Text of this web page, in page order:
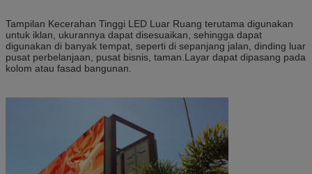
Tampilan Kecerahan Tinggi LED Luar Ruang terutama digunakan
untuk iklan, ukurannya dapat disesuaikan, sehingga dapat
digunakan di banyak tempat, seperti di sepanjang jalan, dinding luar
pusat perbelanjaan, pusat bisnis, taman.Layar dapat dipasang pada
kolom atau fasad bangunan.